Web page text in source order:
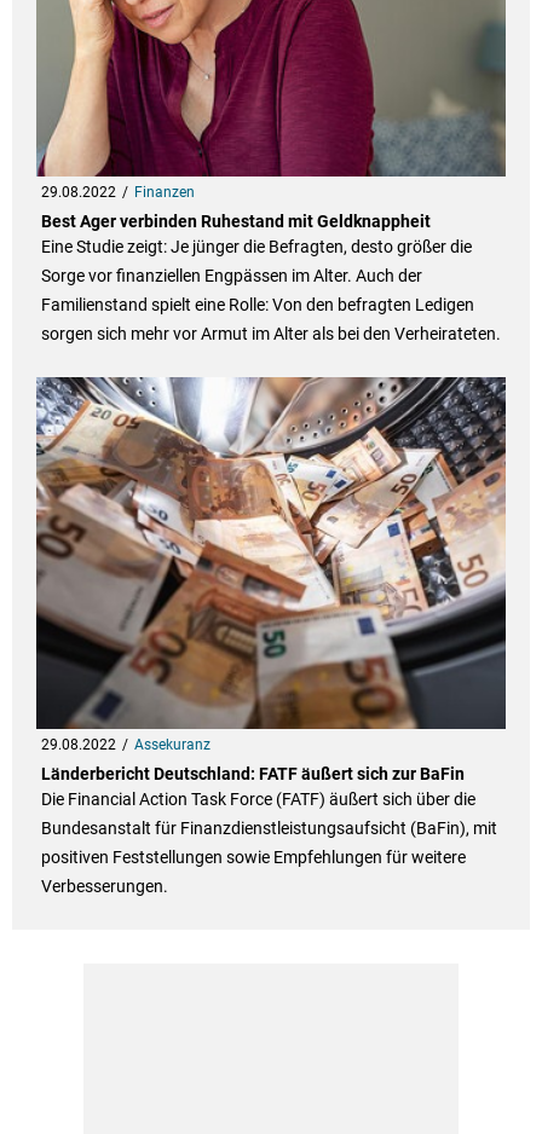
29.08.2022 Finanzen
Best Ager verbinden Ruhestand mit Geldknappheit
Eine Studie zeigt: Je jünger die Befragten, desto größer die
Sorge vor finanziellen Engpässen im Alter. Auch der
Familienstand spielt eine Rolle: Von den befragten Ledigen
sorgen sich mehr vor Armut im Alter als bei den Verheirateten.
29.08.2022 Assekuranz
Länderbericht Deutschland: FATF äußert sich zur BaFin
Die Financial Action Task Force (FATF) äußert sich über die
Bundesanstalt für Finanzdienstleistungsaufsicht (BaFin), mit
positiven Feststellungen sowie Empfehlungen für weitere
Verbesserungen.